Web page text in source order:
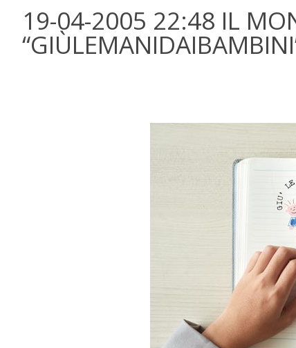
19-04-2005 22:48 IL